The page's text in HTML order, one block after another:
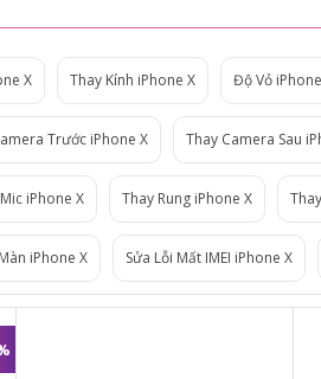
X Thay Kính iPhone X Độ Vỏ
Trước iPhone X Thay Camera Sau
iPhone X Thay Rung iPhone X
iPhone X Sửa Lỗi Mất IMEI iPhone X